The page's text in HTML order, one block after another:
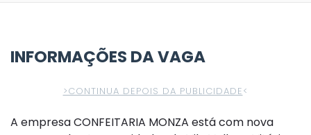
INFORMAÇÕES DA VAGA
>CONTINUA DEPOIS DA PUBLICIDADE<
A empresa CONFEITARIA MONZA está com nova